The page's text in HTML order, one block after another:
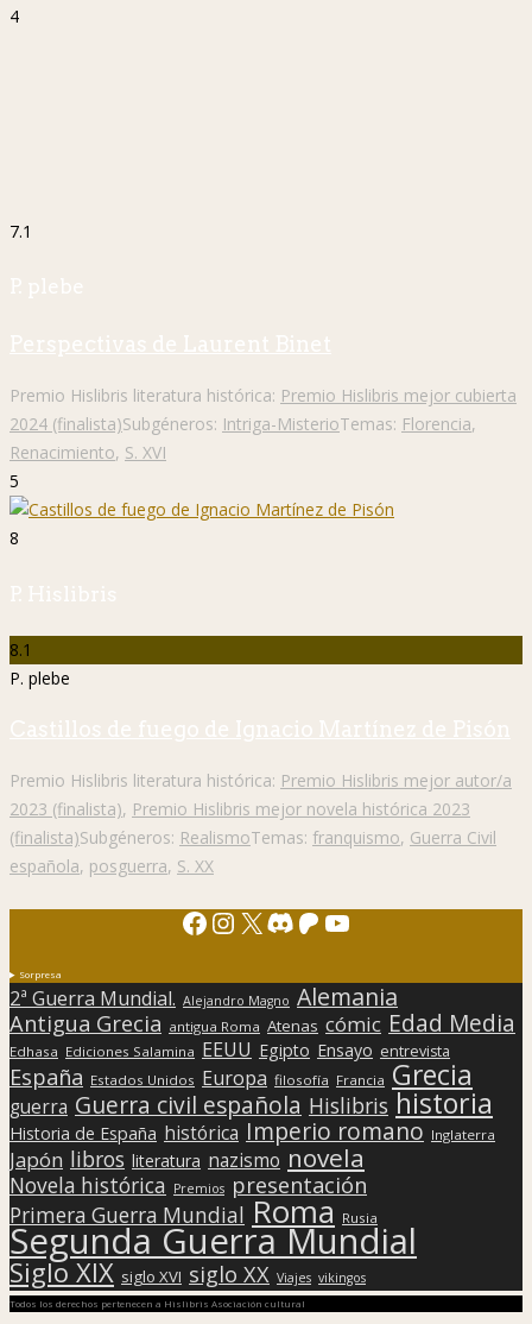
4
7.1
P. plebe
Perspectivas de Laurent Binet
Premio Hislibris literatura histórica: Premio Hislibris mejor cubierta
2024 (finalista)Subgéneros: Intriga-MisterioTemas: Florencia,
Renacimiento, S. XVI
5
8
P. Hislibris
8.1
P. plebe
Castillos de fuego de Ignacio Martínez de Pisón
Premio Hislibris literatura histórica: Premio Hislibris mejor autor/a
2023 (finalista), Premio Hislibris mejor novela histórica 2023
(finalista)Subgéneros: RealismoTemas: franquismo, Guerra Civil
española, posguerra, S. XX
Facebook
Instagram
X Discord
Patreon
YouTube
Sorpresa
2ª Guerra Mundial. Alejandro Magno Alemania
Antigua Grecia antigua Roma Atenas cómic Edad Media
Edhasa Ediciones Salamina EEUU Egipto Ensayo entrevista
España Estados Unidos Europa filosofía Francia Grecia
guerra Guerra civil española Hislibris historia
Historia de España histórica Imperio romano Inglaterra
Japón libros literatura nazismo novela
Novela histórica Premios presentación
Primera Guerra Mundial Roma Rusia
Segunda Guerra Mundial
Siglo XIX siglo XVI siglo XX Viajes vikingos
Todos los derechos pertenecen a Hislibris Asociación cultural